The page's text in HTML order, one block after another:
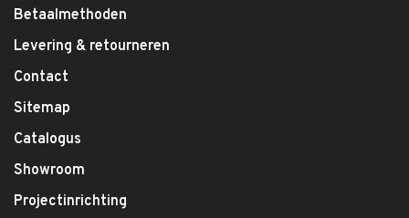
Betaalmethoden
Levering & retourneren
Contact
Sitemap
Catalogus
Showroom
Projectinrichting